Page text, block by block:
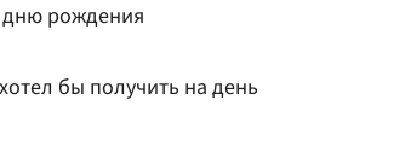
дню рождения
бы получить на день